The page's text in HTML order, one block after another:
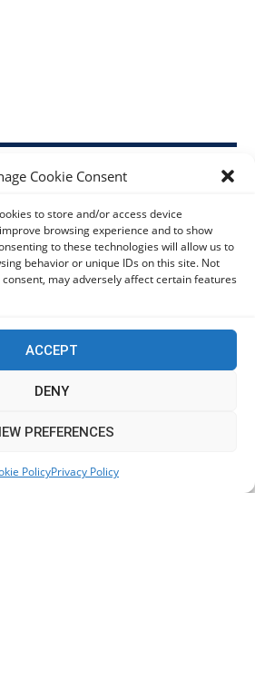
Cookie Consent
to store and/or access device
browsing experience and to show
to these technologies will allow us to
behavior or unique IDs on this site. Not
may adversely affect certain features
ACCEPT
DENY
PREFERENCES
PolicyPrivacy Policy
διάστημα: Για πρώτη φορά
φαίνεται να «αγκαλιάζουν»
Z Fold8
περισσότερο εκτεθειμένοι σε
λαμβάνουν λιγότερα μέτρα
to improve your experience. We'll
Read More